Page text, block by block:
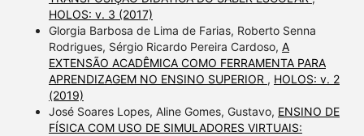
HOLOS: v. 3 (2017)
Glorgia Barbosa de Lima de Farias, Roberto Senna
Rodrigues, Sérgio Ricardo Pereira Cardoso, A
EXTENSÃO ACADÊMICA COMO FERRAMENTA PARA
APRENDIZAGEM NO ENSINO SUPERIOR , HOLOS: v. 2
(2019)
José Soares Lopes, Aline Gomes, Gustavo, ENSINO DE
FÍSICA COM USO DE SIMULADORES VIRTUAIS: